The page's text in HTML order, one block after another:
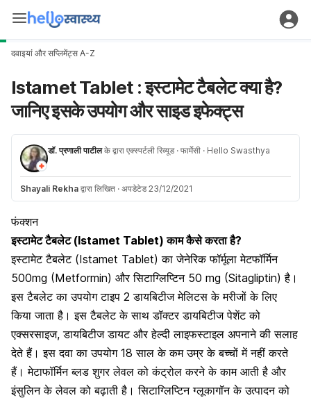
दवाइयां और सप्लिमेंट्स A-Z
Istamet Tablet : इस्टामेट टैबलेट क्या है?
जानिए इसके उपयोग और साइड इफेक्ट्स
डॉ. प्रणाली पाटीलके द्वारा एक्स्पर्टली रिव्यूड · फार्मेसी · Hello Swasthya
Shayali Rekha द्वारा लिखित · अपडेटेड 23/12/2021
फंक्शन
इस्टामेट टैबलेट (Istamet Tablet) काम कैसे करता है?
इस्टामेट टैबलेट (Istamet Tablet) का जेनेरिक फॉर्मूलामेटफॉर्मिन
500mg (Metformin) औरसिटाग्लिप्टिन 50 mg (Sitagliptin) है।
इस टैबलेट का उपयोगटाइप 2 डायबिटीज मेलिटस के मरीजों के लिए
किया जाता है । इस टैबलेट के साथ डॉक्टर डायबिटीज पेशेंट को
एक्सरसाइज, डायबिटीज डायट और हेल्दी लाइफस्टाइल अपनाने की सलाह
देते हैं। इस दवा का उपयोग 18 साल के कम उम्र के बच्चों में नहीं करते
हैं। मेटाफॉर्मिन ब्लड शुगर लेवल को कंट्रोल करने के काम आती है और
इंसुलिन के लेवल को बढ़ाती है। सिटाग्लिप्टिन ग्लूकागॉन के उत्पादन को